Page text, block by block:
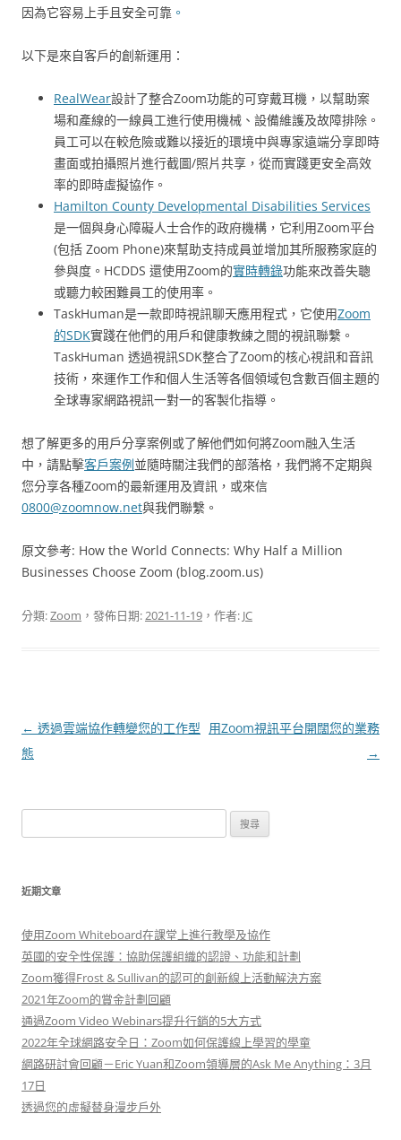
因為它容易上手且安全可靠 。
以下是來自客戶的創新運用：
RealWear設計了整合Zoom功能的可穿戴耳機，以幫助案
場和產線的一線員工進行使用機械、設備維護及故障排除。
員工可以在較危險或難以接近的環境中與專家遠端分享即時
畫面或拍攝照片進行截圖/照片共享，從而實踐更安全高效
率的即時虛擬協作。
Hamilton County Developmental Disabilities Services
是一個與身心障礙人士合作的政府機構，它利用Zoom平台
(包括 Zoom Phone)來幫助支持成員並增加其所服務家庭的
參與度。HCDDS 還使用Zoom的實時轉錄功能來改善失聰
或聽力較困難員工的使用率。
TaskHuman是一款即時視訊聊天應用程式，它使用Zoom
的SDK實踐在他們的用戶和健康教練之間的視訊聯繫。
TaskHuman 透過視訊SDK整合了Zoom的核心視訊和音訊
技術，來運作工作和個人生活等各個領域包含數百個主題的
全球專家網路視訊一對一的客製化指導。
想了解更多的用戶分享案例或了解他們如何將Zoom融入生活
中，請點擊客戶案例並隨時關注我們的部落格，我們將不定期與
您分享各種Zoom的最新運用及資訊，或來信
0800@zoomnow.net與我們聯繫。
原文參考: How the World Connects: Why Half a Million
Businesses Choose Zoom (blog.zoom.us)
分類:Zoom ，發佈日期:2021-11-19 ，作者: JC
文
章
← 透過雲端協作轉變您的工作型
態
用Zoom視訊平台開闊您的業務
→
尋
鍵
近期文章
使用Zoom Whiteboard在課堂上進行教學及協作
英國的安全性保護：協助保護組織的認證、功能和計劃
Zoom獲得Frost & Sullivan的認可的創新線上活動解決方案
2021年Zoom的賞金計劃回顧
通過Zoom Video Webinars提升行銷的5大方式
2022年全球網路安全日：Zoom如何保護線上學習的學童
網路研討會回顧－Eric Yuan和Zoom領導層的Ask Me Anything：3月
17日
透過您的虛擬替身漫步戶外